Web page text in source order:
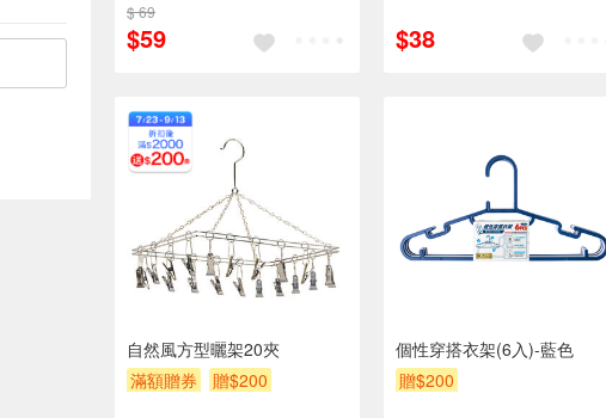
$ 69
$59 $38
自然風方型曬架20夾
滿額贈券
贈$200
個性穿搭衣架(6入)-藍色
贈$200